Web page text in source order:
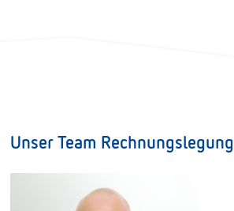
Unser Team Rechnungslegung